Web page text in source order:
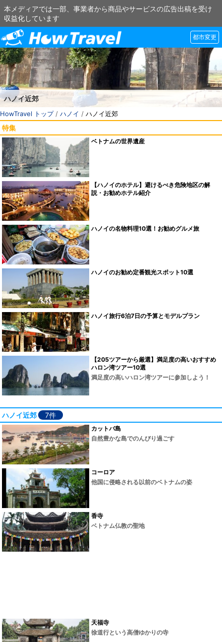
本メディアでは一部、事業者から商品やサービスの広告出稿を受け
収益化しています
都市変更
ハノイ近郊
HowTravel トップ/ ハノイ / ハノイ近郊
特集
ベトナムの世界遺産
【ハノイのホテル】避けるべき危険地区の解
説・お勧めホテル紹介
ハノイの名物料理10選！お勧めグルメ旅
ハノイのお勧め定番観光スポット10選
ハノイ旅行6泊7日の予算とモデルプラン
【205ツアーから厳選】満足度の高いおすすめ
ハロン湾ツアー10選
満足度の高いハロン湾ツアーに参加しよう！
ハノイ近郊 7件
カットバ島
自然豊かな島でのんびり過ごす
コーロア
他国に侵略される以前のベトナムの姿
香寺
ベトナム仏教の聖地
天福寺
徐道行という高僧ゆかりの寺